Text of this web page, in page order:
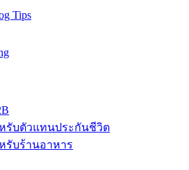
Tips
รับตัวแทนประกันชีวิต
รับร้านอาหาร